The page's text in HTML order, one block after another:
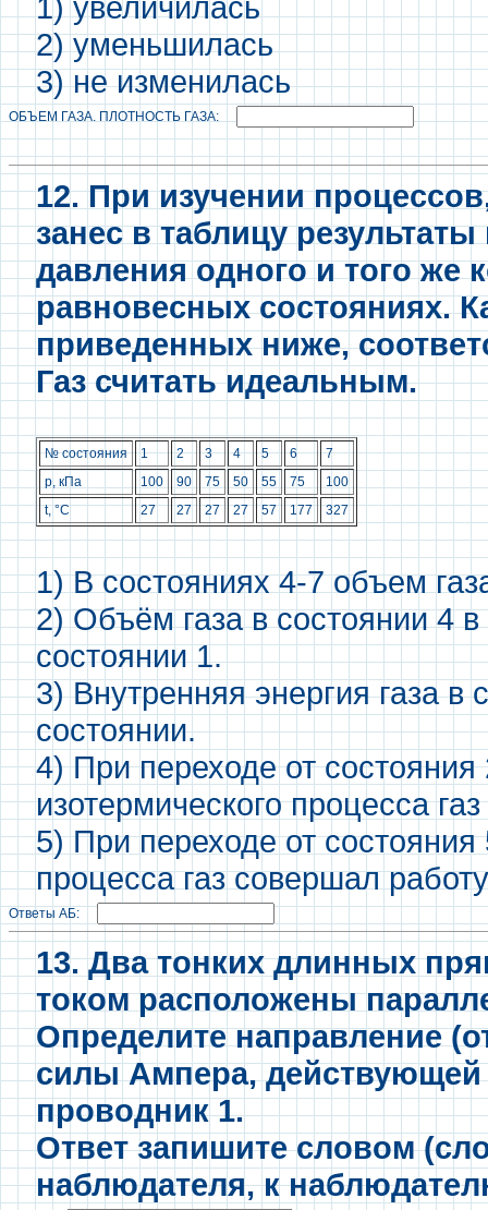
2) уменьшилась
3) не изменилась
ОБЪЕМ ГАЗА. ПЛОТНОСТЬ ГАЗА:
12. При изучении
занес в таблицу
давления одного и того же
равновесных состояниях.
приведенных ниже,
Газ считать идеальным.
№ состояния 1 2 3 4 5 6
7
p, кПа
100 90 75 50 55 75
100
t, °С
27 27 27 27 57 177 327
1) В состояниях 4-7 объем
2) Объём газа в состоянии 4
состоянии 1.
3) Внутренняя энергия газа
состоянии.
4) При переходе от
изотермического процесса
5) При переходе от
процесса газ совершал
Ответы АБ:
13. Два тонких длинных
током расположены
Определите направление
силы Ампера,
проводник 1.
Ответ запишите словом
наблюдателя, к